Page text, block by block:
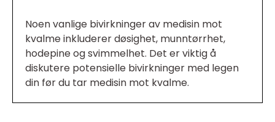
Noen vanlige bivirkninger av medisin mot
kvalme inkluderer døsighet, munntørrhet,
hodepine og svimmelhet. Det er viktig å
diskutere potensielle bivirkninger med legen
din før du tar medisin mot kvalme.